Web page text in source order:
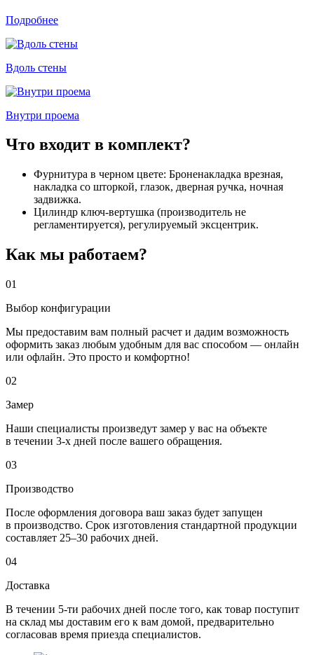
Подробнее
Вдоль стены
Внутри проема
Что входит в комплект?
Фурнитура в черном цвете: Броненакладка врезная,
накладка со шторкой, глазок, дверная ручка, ночная
задвижка.
Цилиндр ключ-вертушка (производитель не
регламентируется), регулируемый эксцентрик.
Как мы работаем?
01
Выбор конфигурации
Мы предоставим вам полный расчет и дадим возможность
оформить заказ любым удобным для вас способом — онлайн
или офлайн. Это просто и комфортно!
02
Замер
Наши специалисты произведут замер у вас на объекте
в течении 3-х дней после вашего обращения.
03
Производство
После оформления договора ваш заказ будет запущен
в производство. Срок изготовления стандартной продукции
составляет 25–30 рабочих дней.
04
Доставка
В течении 5-ти рабочих дней после того, как товар поступит
на склад мы доставим его к вам домой, предварительно
согласовав время приезда специалистов.